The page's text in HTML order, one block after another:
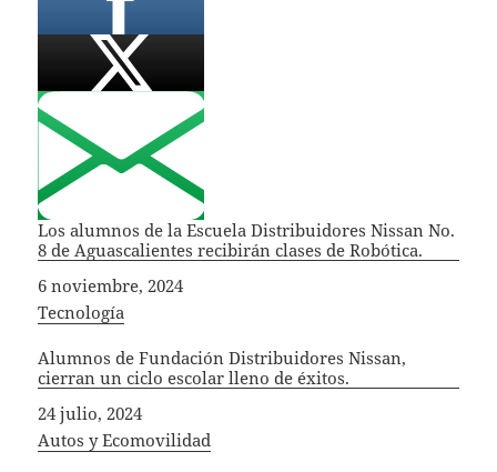
Los alumnos de la Escuela Distribuidores Nissan No.
8 de Aguascalientes recibirán clases de Robótica.
Fecha
6 noviembre, 2024
In relation to
Tecnología
Alumnos de Fundación Distribuidores Nissan,
cierran un ciclo escolar lleno de éxitos.
Fecha
24 julio, 2024
In relation to
Autos y Ecomovilidad